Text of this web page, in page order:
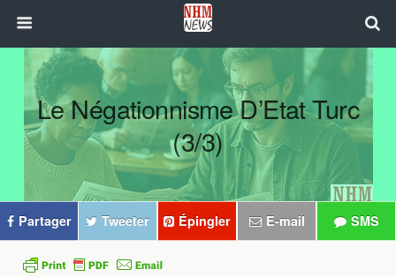
Le Négationnisme D’Etat Turc
(3/3)
Partager Tweeter Épingler E-mail SMS